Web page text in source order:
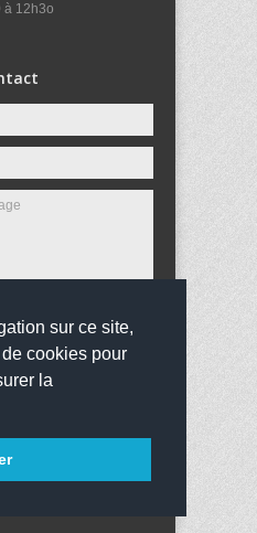
sur ce site,
cookies pour
la
à 12h3o